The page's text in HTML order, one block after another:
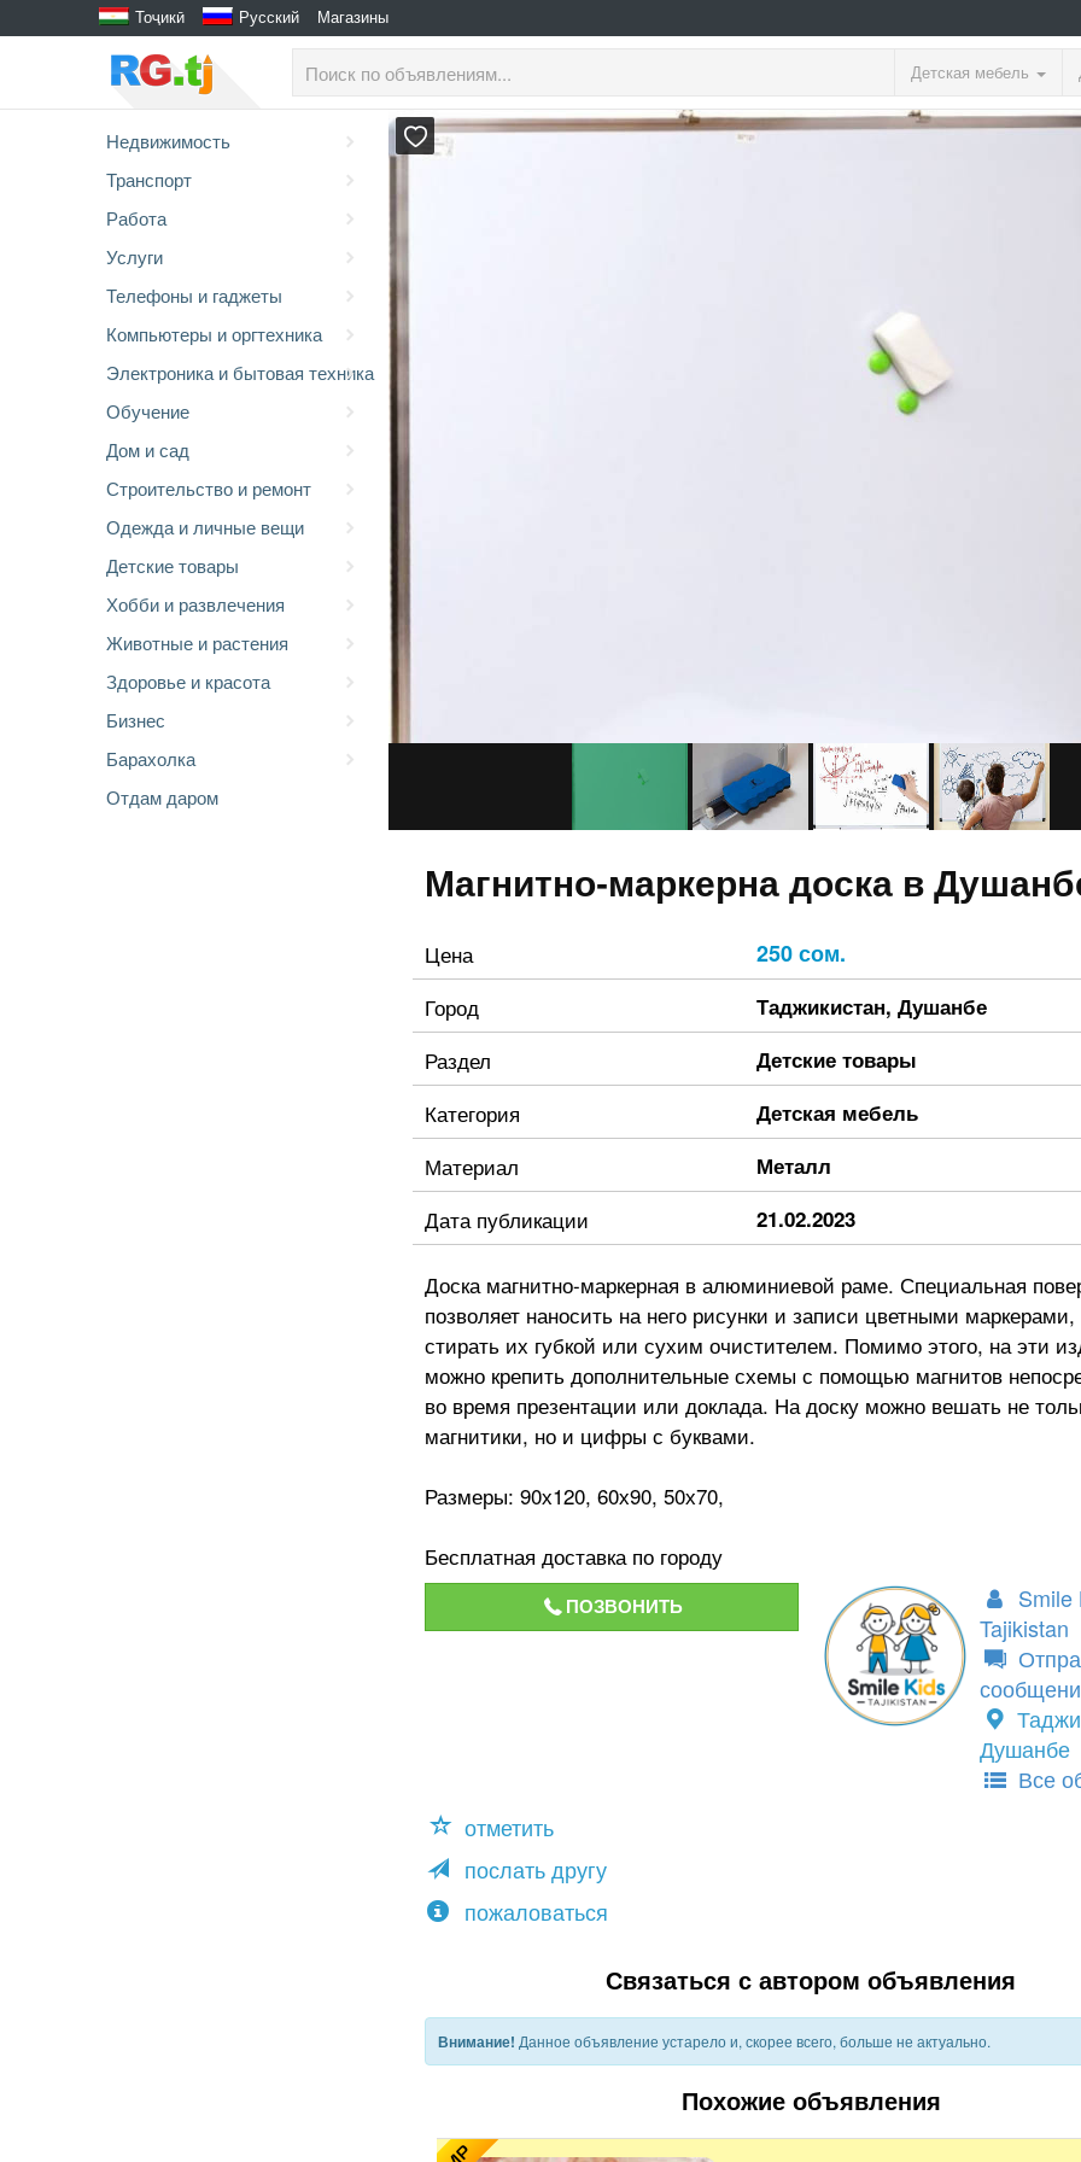
Тоҷикӣ Русский Магазины
Детская мебель
Недвижимость
Транспорт
Работа
Услуги
Телефоны и гаджеты
Компьютеры и оргтехника
Электроника и бытовая техника
Обучение
Дом и сад
Строительство и ремонт
Одежда и личные вещи
Детские товары
Хобби и развлечения
Животные и растения
Здоровье и красота
Бизнес
Барахолка
Отдам даром
Магнитно-маркерна доска в
Цена 250 сом.
Город Таджикистан, Душанбе
Раздел Детские товары
Категория Детская мебель
Материал Металл
Дата публикации 21.02.2023
Доска магнитно-маркерная в алюминиевой раме. Специальная
позволяет наносить на него рисунки и записи цветными маркерами,
стирать их губкой или сухим очистителем. Помимо этого, на эти
можно крепить дополнительные схемы с помощью магнитов
во время презентации или доклада. На доску можно вешать не
магнитики, но и цифры с буквами.
Размеры: 90х120, 60х90, 50х70,
Бесплатная доставка по городу
ПОЗВОНИТЬ
Smile
Tajikistan
Душанбе
Все
отметить
послать другу
пожаловаться
Связаться с автором объявления
Внимание! Данное объявление устарело и, скорее всего, больше не актуально.
Похожие объявления